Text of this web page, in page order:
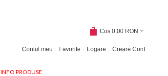
Cos 0,00 RON
Contul meu Favorite Logare Creare Cont
INFO PRODUSE